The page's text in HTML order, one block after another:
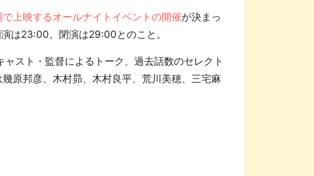
上映するオールナイトイベントの開催が決まっ
は23:00。閉演は29:00とのこと。
スト・監督によるトーク、過去話数のセレクト
原邦彦、木村昴、木村良平、荒川美穂、三宅麻